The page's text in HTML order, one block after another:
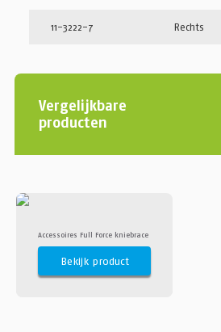
11-3222-7 Rechts
Vergelijkbare
producten
Accessoires Full Force kniebrace
Bekijk product